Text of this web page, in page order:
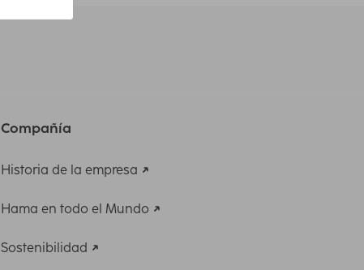
Compañía
Historia de la empresa
Hama en todo el Mundo
Sostenibilidad